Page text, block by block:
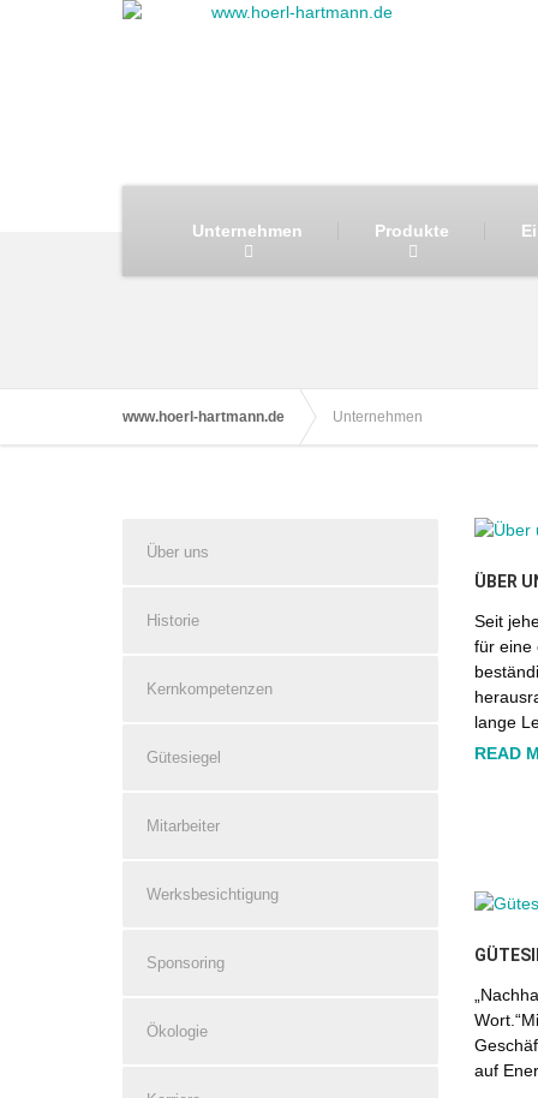
Unternehmen Produkte
www.hoerl-hartmann.de Unternehmen
ÜBER
Seit
für eine
lange
READ
auf
Über uns
Historie
Kernkompetenzen
Gütesiegel
Mitarbeiter
Werksbesichtigung
Sponsoring
Ökologie